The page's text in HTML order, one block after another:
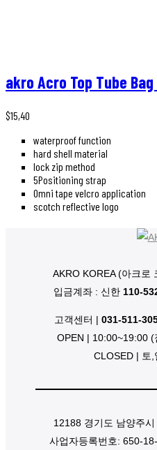
akro Acro Top Tube
$15,40
waterproof function
hard shell material
lock zip method
5Positioning strap
Omni tape velcro application
scotch reflective logo
AKRO KOREA (아크로
입금계좌 : 신한 110-
고객센터 | 031-511-
OPEN | 10:00~19:00
CLOSED | 토,
12188 경기도 남양주
사업자등록번호: 650-